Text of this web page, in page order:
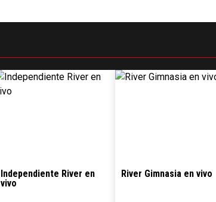
Independiente River en
vivo
River Gimnasia en vivo